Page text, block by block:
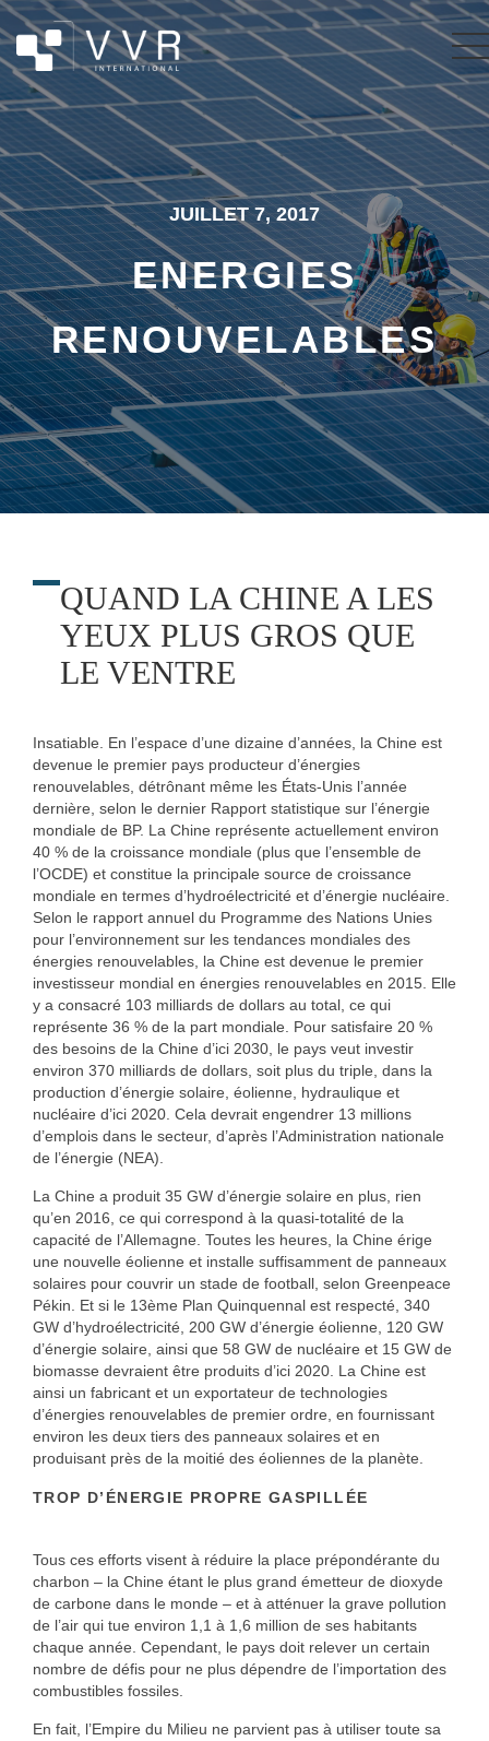
JUILLET 7, 2017
ENERGIES
RENOUVELABLES
QUAND LA CHINE A LES
YEUX PLUS GROS QUE
LE VENTRE
Insatiable. En l’espace d’une dizaine d’années, la Chine est
devenue le premier pays producteur d’énergies
renouvelables, détrônant même les États-Unis l’année
dernière, selon le dernier Rapport statistique sur l’énergie
mondiale de BP. La Chine représente actuellement environ
40 % de la croissance mondiale (plus que l’ensemble de
l’OCDE) et constitue la principale source de croissance
mondiale en termes d’hydroélectricité et d’énergie nucléaire.
Selon le rapport annuel du Programme des Nations Unies
pour l’environnement sur les tendances mondiales des
énergies renouvelables, la Chine est devenue le premier
investisseur mondial en énergies renouvelables en 2015. Elle
y a consacré 103 milliards de dollars au total, ce qui
représente 36 % de la part mondiale. Pour satisfaire 20 %
des besoins de la Chine d’ici 2030, le pays veut investir
environ 370 milliards de dollars, soit plus du triple, dans la
production d’énergie solaire, éolienne, hydraulique et
nucléaire d’ici 2020. Cela devrait engendrer 13 millions
d’emplois dans le secteur, d’après l’Administration nationale
de l’énergie (NEA).
La Chine a produit 35 GW d’énergie solaire en plus, rien
qu’en 2016, ce qui correspond à la quasi-totalité de la
capacité de l’Allemagne. Toutes les heures, la Chine érige
une nouvelle éolienne et installe suffisamment de panneaux
solaires pour couvrir un stade de football, selon Greenpeace
Pékin. Et si le 13ème Plan Quinquennal est respecté, 340
GW d’hydroélectricité, 200 GW d’énergie éolienne, 120 GW
d’énergie solaire, ainsi que 58 GW de nucléaire et 15 GW de
biomasse devraient être produits d’ici 2020. La Chine est
ainsi un fabricant et un exportateur de technologies
d’énergies renouvelables de premier ordre, en fournissant
environ les deux tiers des panneaux solaires et en
produisant près de la moitié des éoliennes de la planète.
TROP D’ÉNERGIE PROPRE GASPILLÉE
Tous ces efforts visent à réduire la place prépondérante du
charbon – la Chine étant le plus grand émetteur de dioxyde
de carbone dans le monde – et à atténuer la grave pollution
de l’air qui tue environ 1,1 à 1,6 million de ses habitants
chaque année. Cependant, le pays doit relever un certain
nombre de défis pour ne plus dépendre de l’importation des
combustibles fossiles.
En fait, l’Empire du Milieu ne parvient pas à utiliser toute sa